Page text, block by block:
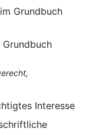
Grundbuch
Interesse